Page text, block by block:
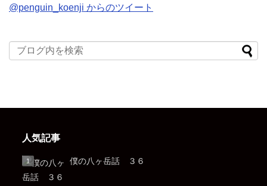
@penguin_koenji からのツイート
人気記事
僕の八ヶ岳話 ３６